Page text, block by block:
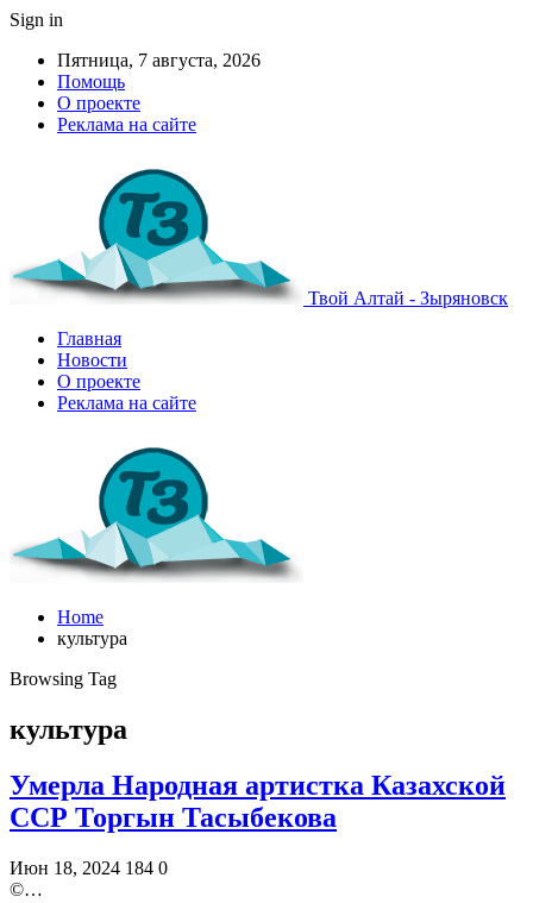
Sign in
Пятница, 7 августа, 2026
Помощь
О проекте
Реклама на сайте
Твой Алтай - Зыряновск
Главная
Новости
О проекте
Реклама на сайте
Home
культура
Browsing Tag
культура
Умерла Народная артистка Казахской
ССР Торгын Тасыбекова
Июн 18, 2024 184 0
©️…